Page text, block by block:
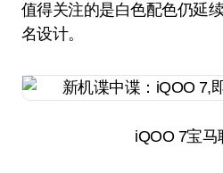
值得关注的是白色配色仍延
名设计。
iQOO 7宝马